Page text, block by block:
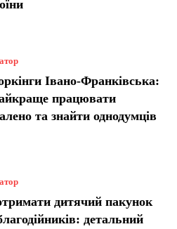
Івано-Франківська:
працювати
та знайти однодумців
дитячий пакунок
детальний